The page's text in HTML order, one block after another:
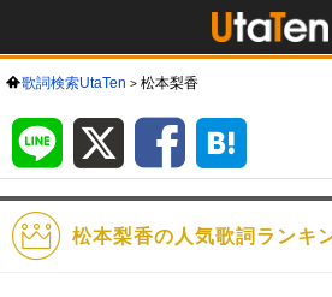
歌詞検索UtaTen 松本梨香
LINE Facebook
ク
ー
松本梨香の人気歌詞ランキ